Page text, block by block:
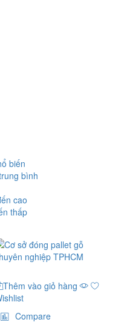
biến
bình
cao
thấp
Thêm vào giỏ hàng
Compare